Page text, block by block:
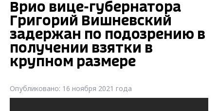
Врио вице-губернатора
Григорий Вишневский
задержан по подозрению в
получении взятки в
крупном размере
Опубликовано: 16 ноября 2021 года